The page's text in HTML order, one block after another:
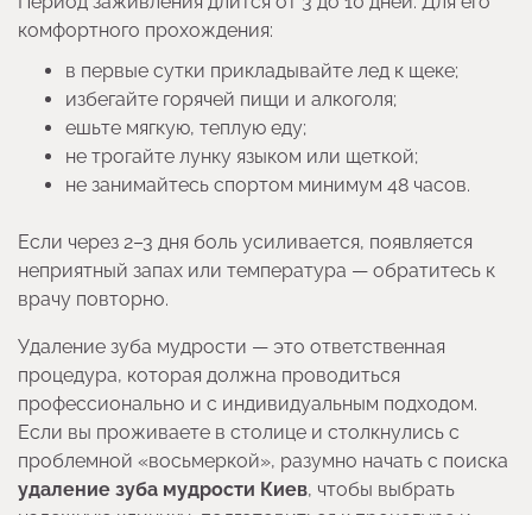
комфортного прохождения:
в первые сутки прикладывайте лед к щеке;
избегайте горячей пищи и алкоголя;
ешьте мягкую, теплую еду;
не трогайте лунку языком или щеткой;
не занимайтесь спортом минимум 48 часов.
Если через 2–3 дня боль усиливается, появляется
неприятный запах или температура — обратитесь к
врачу повторно.
Удаление зуба мудрости — это ответственная
процедура, которая должна проводиться
профессионально и с индивидуальным подходом.
Если вы проживаете в столице и столкнулись с
проблемной «восьмеркой», разумно начать с поиска
удаление зуба мудрости Киев, чтобы выбрать